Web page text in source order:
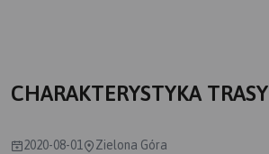
CHARAKTERYSTYKA TRASY
2020-08-01 Zielona Góra